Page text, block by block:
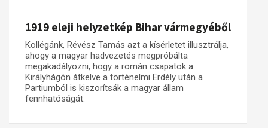
Trianon-kommentár
Dokumentumok
A trianoni szerződés
Műhelymunkák
1919 eleji helyzetkép Bihar vármegyéből
Kollégánk, Révész Tamás azt a kísérletet illusztrálja,
ahogy a magyar hadvezetés megpróbálta
megakadályozni, hogy a román csapatok a
Királyhágón átkelve a történelmi Erdély után a
Partiumból is kiszorítsák a magyar állam
fennhatóságát.